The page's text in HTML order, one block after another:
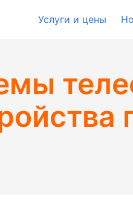
Услуги и цены